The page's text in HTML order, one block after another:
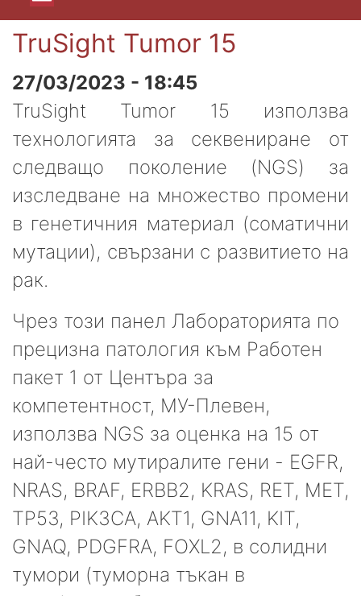
TruSight Tumor 15
27/03/2023 - 18:45
TruSight Tumor 15 използва
технологията за секвениране от
следващо поколение (NGS) за
изследване на множество промени
в генетичния материал (соматични
мутации), свързани с развитието на
рак.
Чрез този панел Лабораторията по
прецизна патология към Работен
пакет 1 от Центъра за
компетентност, МУ-Плевен,
използва NGS за оценка на 15 от
най-често мутиралите гени - EGFR,
NRAS, BRAF, ERBB2, KRAS, RET, MET,
TP53, PIK3CA, AKT1, GNA11, KIT,
GNAQ, PDGFRA, FOXL2, в солидни
тумори (туморна тъкан в